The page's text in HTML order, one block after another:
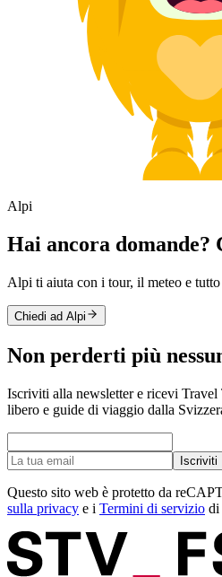
Alpi
Hai ancora domande?
Alpi ti aiuta con i tour, il meteo e
Chiedi ad Alpi
Non perderti più
Iscriviti alla newsletter e ricevi
libero e guide di viaggio dalla
Iscriviti
Questo sito web è protetto da
sulla privacy e i Termini di servizio di